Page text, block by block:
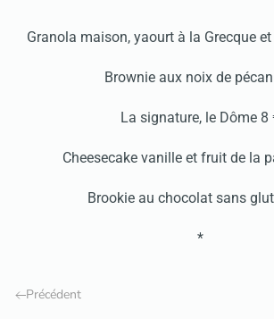
Granola maison, yaourt à la Grecque
Brownie aux noix de
La signature, le Dôme 8
Cheesecake vanille et fruit de la
Brookie au chocolat sans
*
Précédent